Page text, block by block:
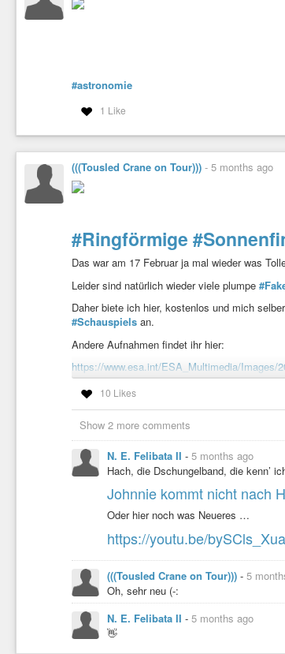
#astronomie
1 Like
(((Tousled Crane on Tour))) - 5 months ago
#Ringförmige
Das war am 17 Februar ja mal wieder was
Leider sind natürlich wieder viele plumpe
Daher biete ich hier, kostenlos und mich
#Schauspiels an.
Andere Aufnahmen findet ihr hier:
https://www.esa.int/ESA_Multimedia/Images/
#Spaß #Astronomie
Annular solar eclipse over Antarctica
10 Likes
Show 2 more comments
N. E. Felibata II - 5 months ago
Hach, die Dschungelband, die kenn’
Johnnie kommt nicht nach
Oder hier noch was Neueres …
https://youtu.be/
(((Tousled Crane on Tour))) - 5
Oh, sehr neu (-:
N. E. Felibata II - 5 months ago
👋